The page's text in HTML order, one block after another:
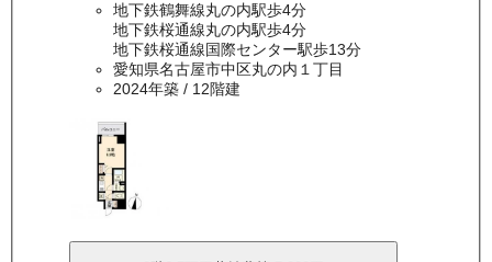
地下鉄鶴舞線丸の内駅歩4分
地下鉄桜通線丸の内駅歩4分
地下鉄桜通線国際センター駅歩13分
愛知県名古屋市中区丸の内１丁目
2024年築/ 12階建